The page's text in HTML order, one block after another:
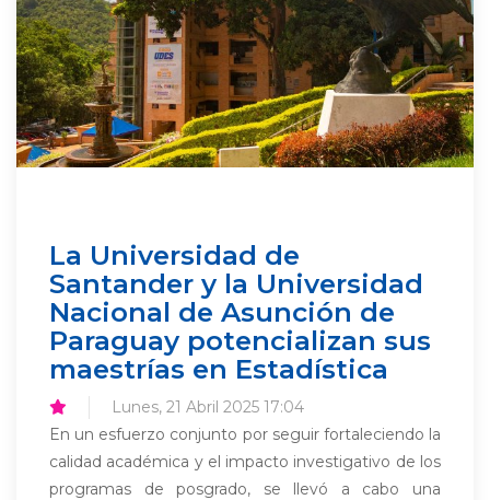
La Universidad de
Santander y la Universidad
Nacional de Asunción de
Paraguay potencializan sus
maestrías en Estadística
Lunes, 21 Abril 2025 17:04
En un esfuerzo conjunto por seguir fortaleciendo la
calidad académica y el impacto investigativo de los
programas de posgrado, se llevó a cabo una